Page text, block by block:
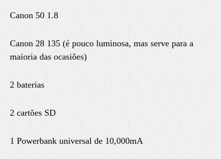
Canon 50 1.8
Canon 28 135 (é pouco luminosa, mas serve para a
maioria das ocasiões)
2 baterias
2 cartões SD
1 Powerbank universal de 10,000mA